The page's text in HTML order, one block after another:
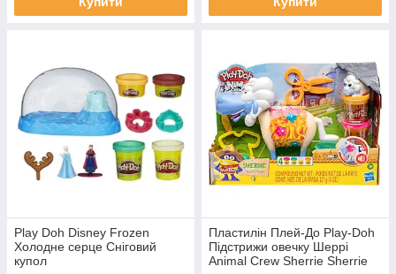
Play Doh Disney Frozen
Холодне серце Сніговий
купол
Пластилін Плей-До Play-Doh
Підстрижи овечку Шеррі
Animal Crew Sherrie Sherrie